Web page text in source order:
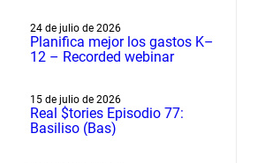
24 de julio de 2026
Planifica mejor los gastos K–
12 – Recorded webinar
15 de julio de 2026
Real $tories Episodio 77:
Basiliso (Bas)